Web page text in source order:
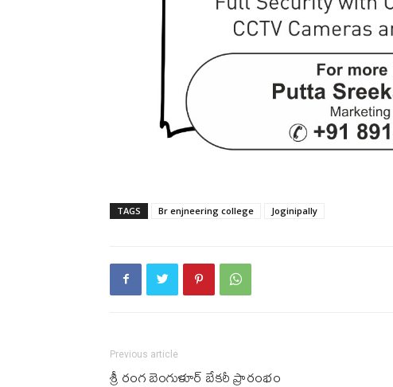
TAGS Br enjneering college Joginipally
Previous article
శ్రీ రంగ బెంగుళూర్ బేకరీ ప్రారంభం